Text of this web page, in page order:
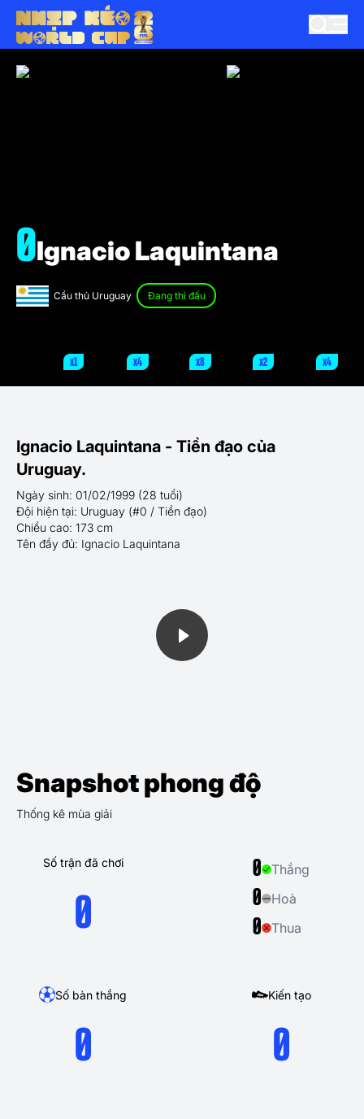
Cầu thủ Uruguay Đang thi đấu
0Ignacio Laquintana
x1 x4 x8 x2 x4
Ignacio Laquintana - Tiền đạo của
Uruguay.
Ngày sinh: 01/02/1999 (28 tuổi)
Đội hiện tại: Uruguay (#0 / Tiền đạo)
Chiều cao: 173 cm
Tên đầy đủ: Ignacio Laquintana
Snapshot phong độ
Thống kê mùa giải
Số trận đã chơi
0
Số bàn thắng
0
Kiến tạo
0
0 Thắng
0 Hoà
0 Thua